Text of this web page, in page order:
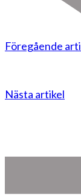
Föregående
Nästa artikel